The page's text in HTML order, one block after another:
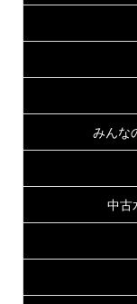
みんな
中古